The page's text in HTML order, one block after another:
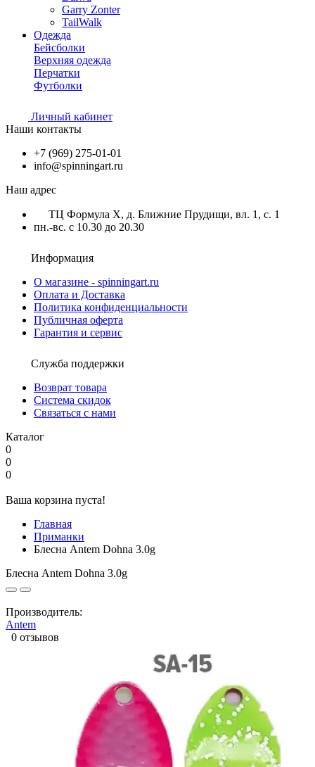
Garry Zonter
TailWalk
Одежда
Бейсболки
Верхняя одежда
Перчатки
Футболки
Личный кабинет
Наши контакты
+7 (969) 275-01-01
info@spinningart.ru
Наш адрес
ТЦ Формула X, д. Ближние Прудищи, вл. 1, с. 1
пн.-вс. с 10.30 до 20.30
Информация
О магазине - spinningart.ru
Оплата и Доставка
Политика конфиденциальности
Публичная оферта
Гарантия и сервис
Служба поддержки
Возврат товара
Система скидок
Связаться с нами
Каталог
0
0
0
Ваша корзина пуста!
Главная
Приманки
Блесна Antem Dohna 3.0g
Блесна Antem Dohna 3.0g
Производитель:
Antem
0 отзывов